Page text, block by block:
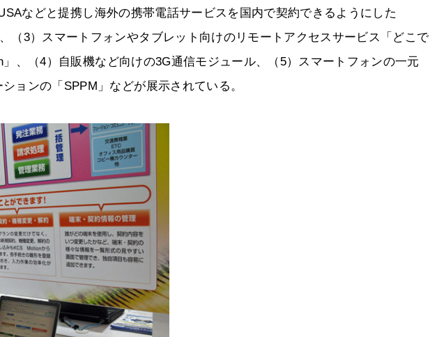
などと提携し海外の携帯電話サービスを国内で契約できるようにした
（3）スマートフォンやタブレット向けのリモートアクセスサービス「どこで
、（4）自販機など向けの3G通信モジュール、（5）スマートフォンの一元
ョンの「SPPM」などが展示されている。